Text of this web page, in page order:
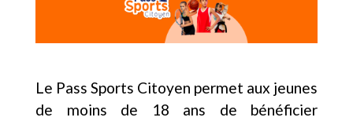
Le Pass Sports Citoyen permet aux jeunes
de moins de 18 ans de bénéficier